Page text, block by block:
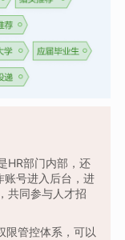
HR部门内部，还
账号进入后台，进
共同参与人才招
限管控体系，可以